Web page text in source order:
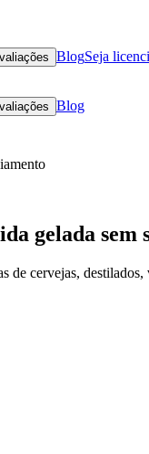
BlogSeja
Blog
gelada sem
de cervejas,